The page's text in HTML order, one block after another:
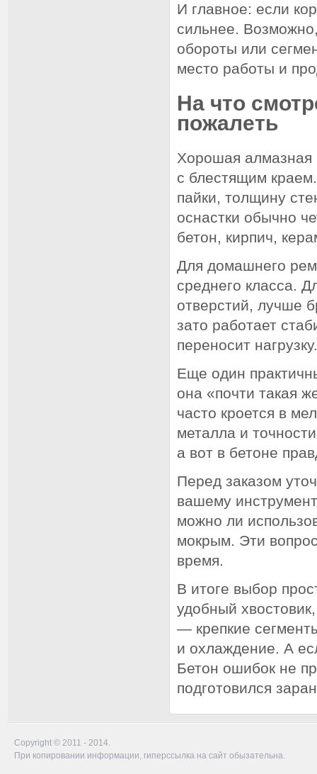
И главное: если
сильнее.
обороты или
место работы и
На что
пожалеть
Хорошая алмазная
с блестящим
пайки, толщину
оснастки обычно
бетон, кирпич,
Для домашнего
среднего класса.
отверстий, лучше
зато работает
переносит
Еще один
она «почти такая
часто кроется в
металла и
а вот в бетоне
Перед заказом
вашему
можно ли
мокрым. Эти
время.
В итоге выбор
удобный
— крепкие
и охлаждение. А
Бетон ошибок не
подготовился
Copyright © 2011 - 2014.
При копировании информации, гиперссылка на сайт обызательна.